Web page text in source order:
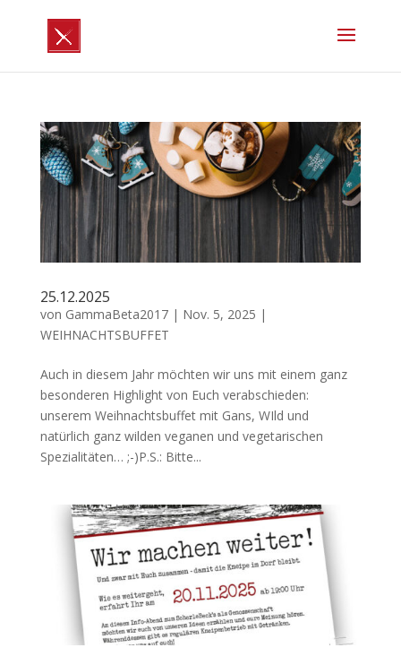
25.12.2025
von GammaBeta2017| Nov. 5, 2025 |
WEIHNACHTSBUFFET
Auch in diesem Jahr möchten wir uns mit einem ganz
besonderen Highlight von Euch verabschieden:
unserem Weihnachtsbuffet mit Gans, WIld und
natürlich ganz wilden veganen und vegetarischen
Spezialitäten… ;-)P.S.: Bitte...